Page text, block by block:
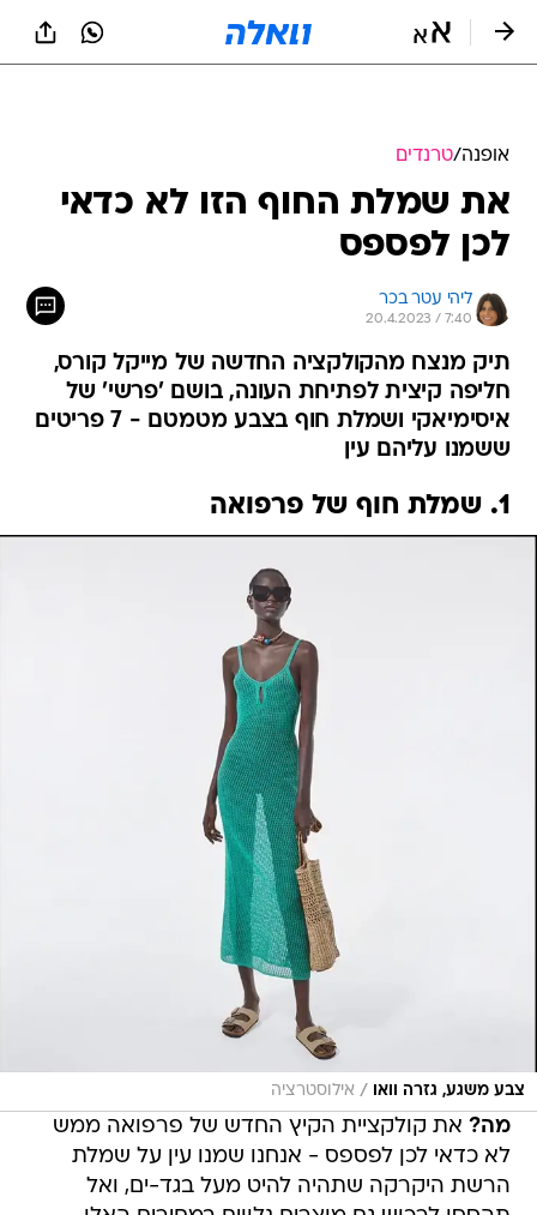
אופנה/טרנדים
את שמלת החוף הזו לא כדאי
לכן לפספס
ליהי עטר בכר
20.4.2023 / 7:40
תיק מנצח מהקולקציה החדשה של מייקל קורס,
חליפה קיצית לפתיחת העונה, בושם 'פרשי' של
איסימיאקי ושמלת חוף בצבע מטמטם - 7 פריטים
ששמנו עליהם עין
1. שמלת חוף של פרפואה
צבע משגע, גזרה וואו / אילוסטרציה
מה? את קולקציית הקיץ החדש של פרפואה ממש
לא כדאי לכן לפספס - אנחנו שמנו עין על שמלת
הרשת היקרקה שתהיה להיט מעל בגד-ים, ואל